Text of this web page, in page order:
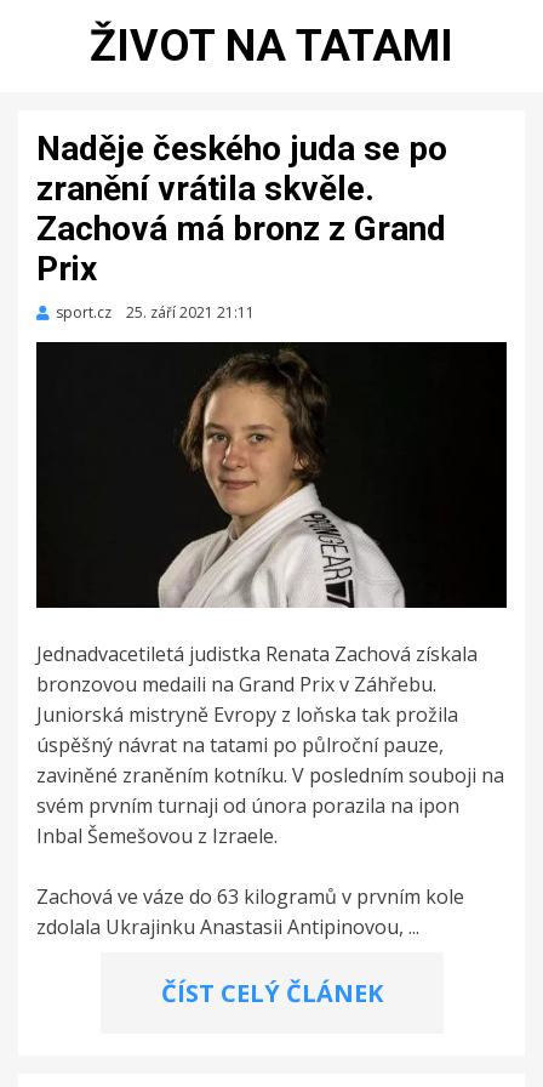
ŽIVOT NA TATAMI
Naděje českého juda se po
zranění vrátila skvěle.
Zachová má bronz z Grand
Prix
sport.cz
Zveřejněno
25. září 2021 21:11
Jednadvacetiletá judistka Renata Zachová získala
bronzovou medaili na Grand Prix v Záhřebu.
Juniorská mistryně Evropy z loňska tak prožila
úspěšný návrat na tatami po půlroční pauze,
zaviněné zraněním kotníku. V posledním souboji na
svém prvním turnaji od února porazila na ipon
Inbal Šemešovou z Izraele.
Zachová ve váze do 63 kilogramů v prvním kole
zdolala Ukrajinku Anastasii Antipinovou, ...
ČÍST CELÝ ČLÁNEK